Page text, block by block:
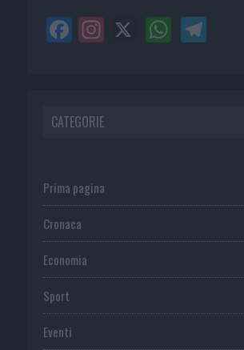
CATEGORIE
Prima pagina
Cronaca
Economia
Sport
Eventi